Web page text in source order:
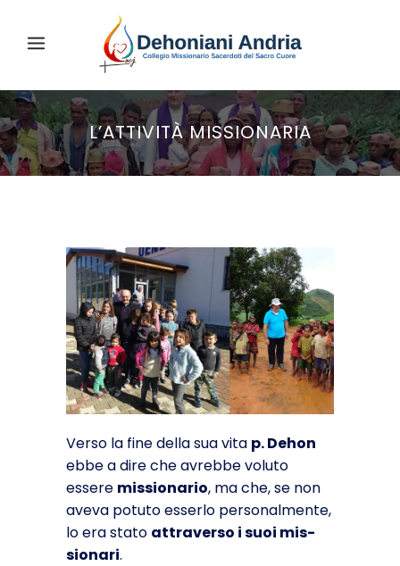
L’ATTIVITÀ MISSIONARIA
Verso la fine della sua vita p. Dehon
ebbe a dire che avrebbe voluto
essere missiona­rio, ma che, se non
aveva potuto esserlo personalmente,
lo era stato attraverso i suoi mis­
sionari.